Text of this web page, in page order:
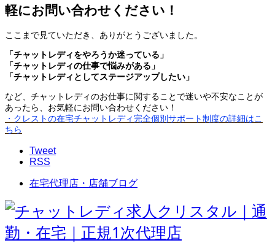
軽にお問い合わせください！
ここまで見ていただき、ありがとうございました。
「チャットレディをやろうか迷っている」
「チャットレディの仕事で悩みがある」
「チャットレディとしてステージアップしたい」
など、チャットレディのお仕事に関することで迷いや不安なことが
あったら、お気軽にお問い合わせください！
・クレストの在宅チャットレディ完全個別サポート制度の詳細はこ
ちら
Tweet
RSS
在宅代理店・店舗ブログ